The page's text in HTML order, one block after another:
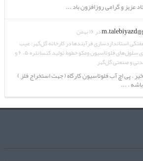
عزیز و گرامی روزافزون باد ...
در ۱۶ بهمن
استانداردسازی فرآیندها در کارخانه گل‌گهر: عیب
یابی فرآیندی سلول‌های فلوتاسیون ومکو خطوط تولید کنسانتره ۵، ۶ و
. پی اچ آب فلوتاسیون کارگاه ( جهت استخراج فلز )